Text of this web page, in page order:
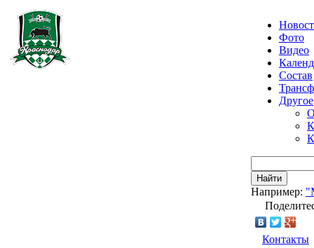
Фото
Видео
Состав
Другое
Найти
Например:
Контакты